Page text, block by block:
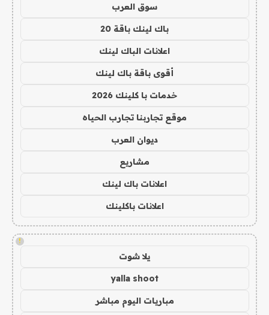
سوق العرب
باك لينك باقة 20
اعلانات الباك لينك
أقوى باقة باك لينك
خدمات با كلينك 2026
موقع تجاربنا تجارب الحياه
ديوان العرب
مشاريع
اعلانات باك لينك
اعلانات باكلينك
!
يلا شوت
yalla shoot
مباريات اليوم مباشر